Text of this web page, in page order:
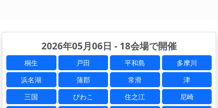
2026年05月06日 - 18会場で開催
桐生 戸田 平和島
多摩川
浜名湖
蒲郡 常滑
津
三国
びわこ 住之江
尼崎